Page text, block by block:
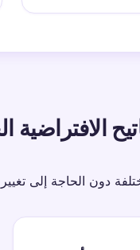
الافتراضية
دون الحاجة إلى